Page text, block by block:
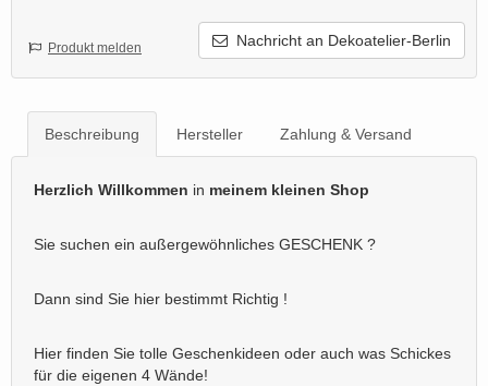
Nachricht an Dekoatelier-Berlin
Produkt melden
Beschreibung Hersteller Zahlung & Versand
Herzlich Willkommen in meinem kleinen Shop
Sie suchen ein außergewöhnliches GESCHENK ?
Dann sind Sie hier bestimmt Richtig !
Hier finden Sie tolle Geschenkideen oder auch was Schickes
für die eigenen 4 Wände!